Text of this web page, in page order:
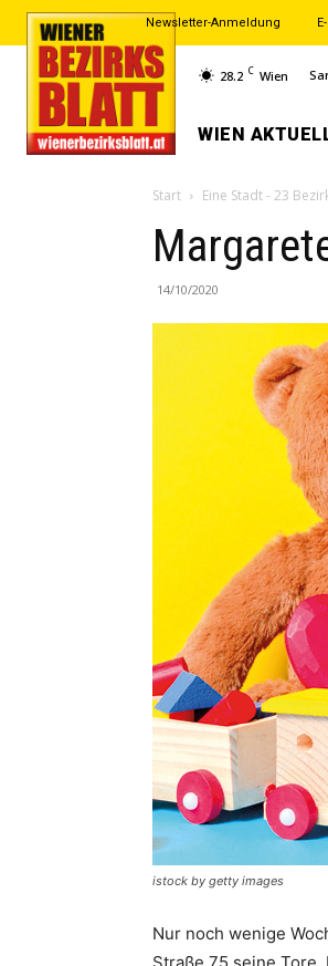
Newsletter-Anmeldung
28.2 C Wien
WIEN
Start Eine Stadt - 23
14/10/2020
istock by getty images
Nur noch wenige